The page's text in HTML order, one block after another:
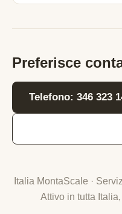
Preferisce
Telefono: 346 323
Italia MontaScale ·
Attivo in tutta